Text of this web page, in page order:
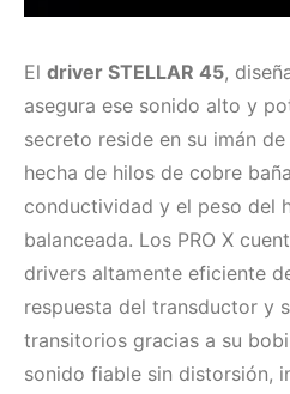
El driver STELLAR 45,
asegura ese sonido alto y
secreto reside en su imán
hecha de hilos de cobre
conductividad y el peso del
balanceada. Los PRO X
drivers altamente eficiente
respuesta del transductor y
transitorios gracias a su
sonido fiable sin distorsión,